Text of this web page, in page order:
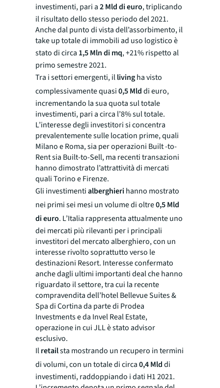
investimenti, pari a2 Mld dieuro, triplicando
il risultato dello stesso periodo del 2021.
Anche dal punto di vista dell’assorbimento, il
take up totale di immobili ad uso logistico è
stato di circa 1,5 Mln di mq, +21% rispetto al
primo semestre 2021.
Tra i settori emergenti, illivingha visto
complessivamente quasi0,5 Mlddi euro,
incrementando la sua quota sul totale
investimenti, pari a circa l’8% sul totale.
L’interesse degli investitori si concentra
prevalentemente sulle location prime, quali
Milano e Roma, sia per operazioni Built -to-
Rent sia Built-to-Sell, ma recenti transazioni
hanno dimostrato l’attrattività di mercati
quali Torino e Firenze.
Gli investimentialberghierihanno mostrato
nei primi sei mesi un volume di oltre0,5 Mld
di euro. L’Italia rappresenta attualmente uno
dei mercati più rilevanti per i principali
investitori del mercato alberghiero, con un
interesse rivolto soprattutto verso le
destinazioni Resort. Interesse confermato
anche dagli ultimi importanti deal che hanno
riguardato il settore, tra cui la recente
compravendita dell’hotel Bellevue Suites &
Spa di Cortina da parte di Prodea
Investments e da Invel Real Estate,
operazione in cui JLL è stato advisor
esclusivo.
Ilretailsta mostrando un recupero in termini
di volumi, con un totale di circa0,4 Mlddi
investimenti, raddoppiando i dati H1 2021.